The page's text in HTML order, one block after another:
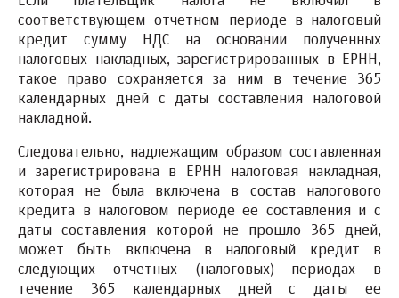
соответствующем отчетном периоде в налоговый
кредит сумму НДС на основании полученных
налоговых накладных, зарегистрированных в ЕРНН,
такое право сохраняется за ним в течение 365
календарных дней с даты составления налоговой
накладной.
Следовательно, надлежащим образом составленная
и зарегистрирована в ЕРНН налоговая накладная,
которая не была включена в состав налогового
кредита в налоговом периоде ее составления и с
даты составления которой не прошло 365 дней,
может быть включена в налоговый кредит в
следующих отчетных (налоговых) периодах в
течение 365 календарных дней с даты ее